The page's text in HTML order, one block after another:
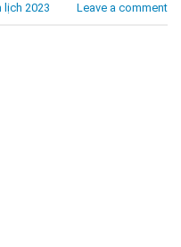
lịch 2023 Leave a comment